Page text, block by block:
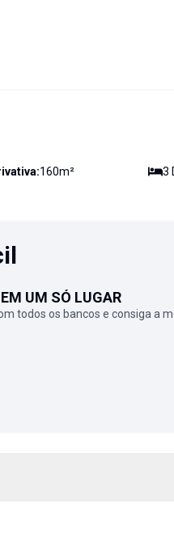
160m² 3
UM SÓ LUGAR
todos os bancos e consiga a